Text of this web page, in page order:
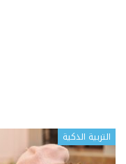
التربية الذكية